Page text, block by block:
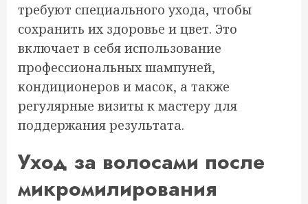
требуют специального ухода, чтобы
сохранить их здоровье и цвет. Это
включает в себя использование
профессиональных шампуней,
кондиционеров и масок, а также
регулярные визиты к мастеру для
поддержания результата.
Уход за волосами после
микромилирования